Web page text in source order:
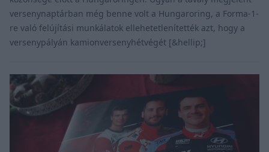
versenynaptárban még benne volt a Hungaroring, a Forma-1-
re való felújítási munkálatok ellehetetlenítették azt, hogy a
versenypályán kamionversenyhétvégét [&hellip;]